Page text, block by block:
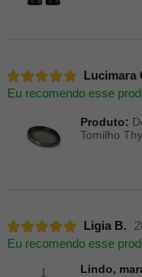
Lucimara
Eu recomendo esse
Produto:
Tomilho
Ligia B.
Eu recomendo esse
Lindo,